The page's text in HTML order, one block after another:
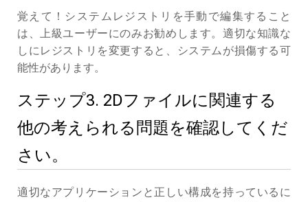
覚えて！システムレジストリを手動で編集すること
は、上級ユーザーにのみお勧めします。適切な知識な
しにレジストリを変更すると、システムが損傷する可
能性があります。
ステップ3. 2Dファイルに関連する
他の考えられる問題を確認してくだ
さい。
適切なアプリケーションと正しい構成を持っているに